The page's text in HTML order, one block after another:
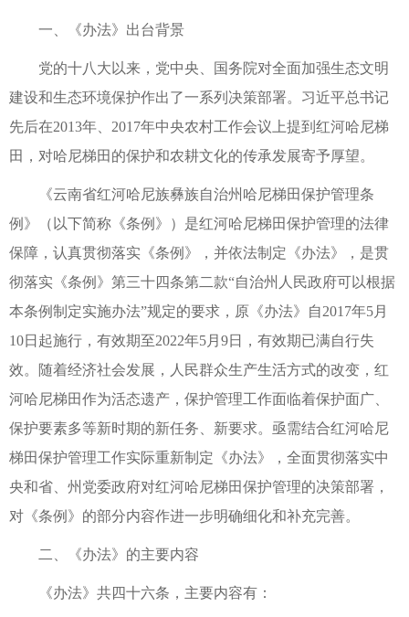
一、《办法》出台背景
党的十八大以来，党中央、国务院对全面加强生态文明
建设和生态环境保护作出了一系列决策部署。习近平总书记
先后在2013年、2017年中央农村工作会议上提到红河哈尼梯
田，对哈尼梯田的保护和农耕文化的传承发展寄予厚望。
《云南省红河哈尼族彝族自治州哈尼梯田保护管理条
例》（以下简称《条例》）是红河哈尼梯田保护管理的法律
保障，认真贯彻落实《条例》，并依法制定《办法》，是贯
彻落实《条例》第三十四条第二款“自治州人民政府可以根据
本条例制定实施办法”规定的要求，原《办法》自2017年5月
10日起施行，有效期至2022年5月9日，有效期已满自行失
效。随着经济社会发展，人民群众生产生活方式的改变，红
河哈尼梯田作为活态遗产，保护管理工作面临着保护面广、
保护要素多等新时期的新任务、新要求。亟需结合红河哈尼
梯田保护管理工作实际重新制定《办法》，全面贯彻落实中
央和省、州党委政府对红河哈尼梯田保护管理的决策部署，
对《条例》的部分内容作进一步明确细化和补充完善。
二、《办法》的主要内容
《办法》共四十六条，主要内容有：